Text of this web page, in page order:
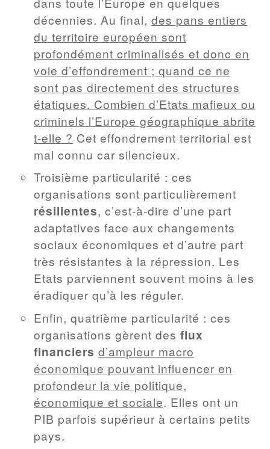
décennies. Au final, des pans entiers
du territoire européen sont
profondément criminalisés et donc en
voie d’effondrement ; quand ce ne
sont pas directement des structures
étatiques. Combien d’Etats mafieux ou
criminels l’Europe géographique abrite
t-elle ? Cet effondrement territorial est
mal connu car silencieux.
Troisième particularité : ces
organisations sont particulièrement
résilientes, c’est-à-dire d’une part
adaptatives face aux changements
sociaux économiques et d’autre part
très résistantes à la répression. Les
Etats parviennent souvent moins à les
éradiquer qu’à les réguler.
Enfin, quatrième particularité : ces
organisations gèrent des flux
financiers d’ampleur macro
économique pouvant influencer en
profondeur la vie politique,
économique et sociale. Elles ont un
PIB parfois supérieur à certains petits
pays.